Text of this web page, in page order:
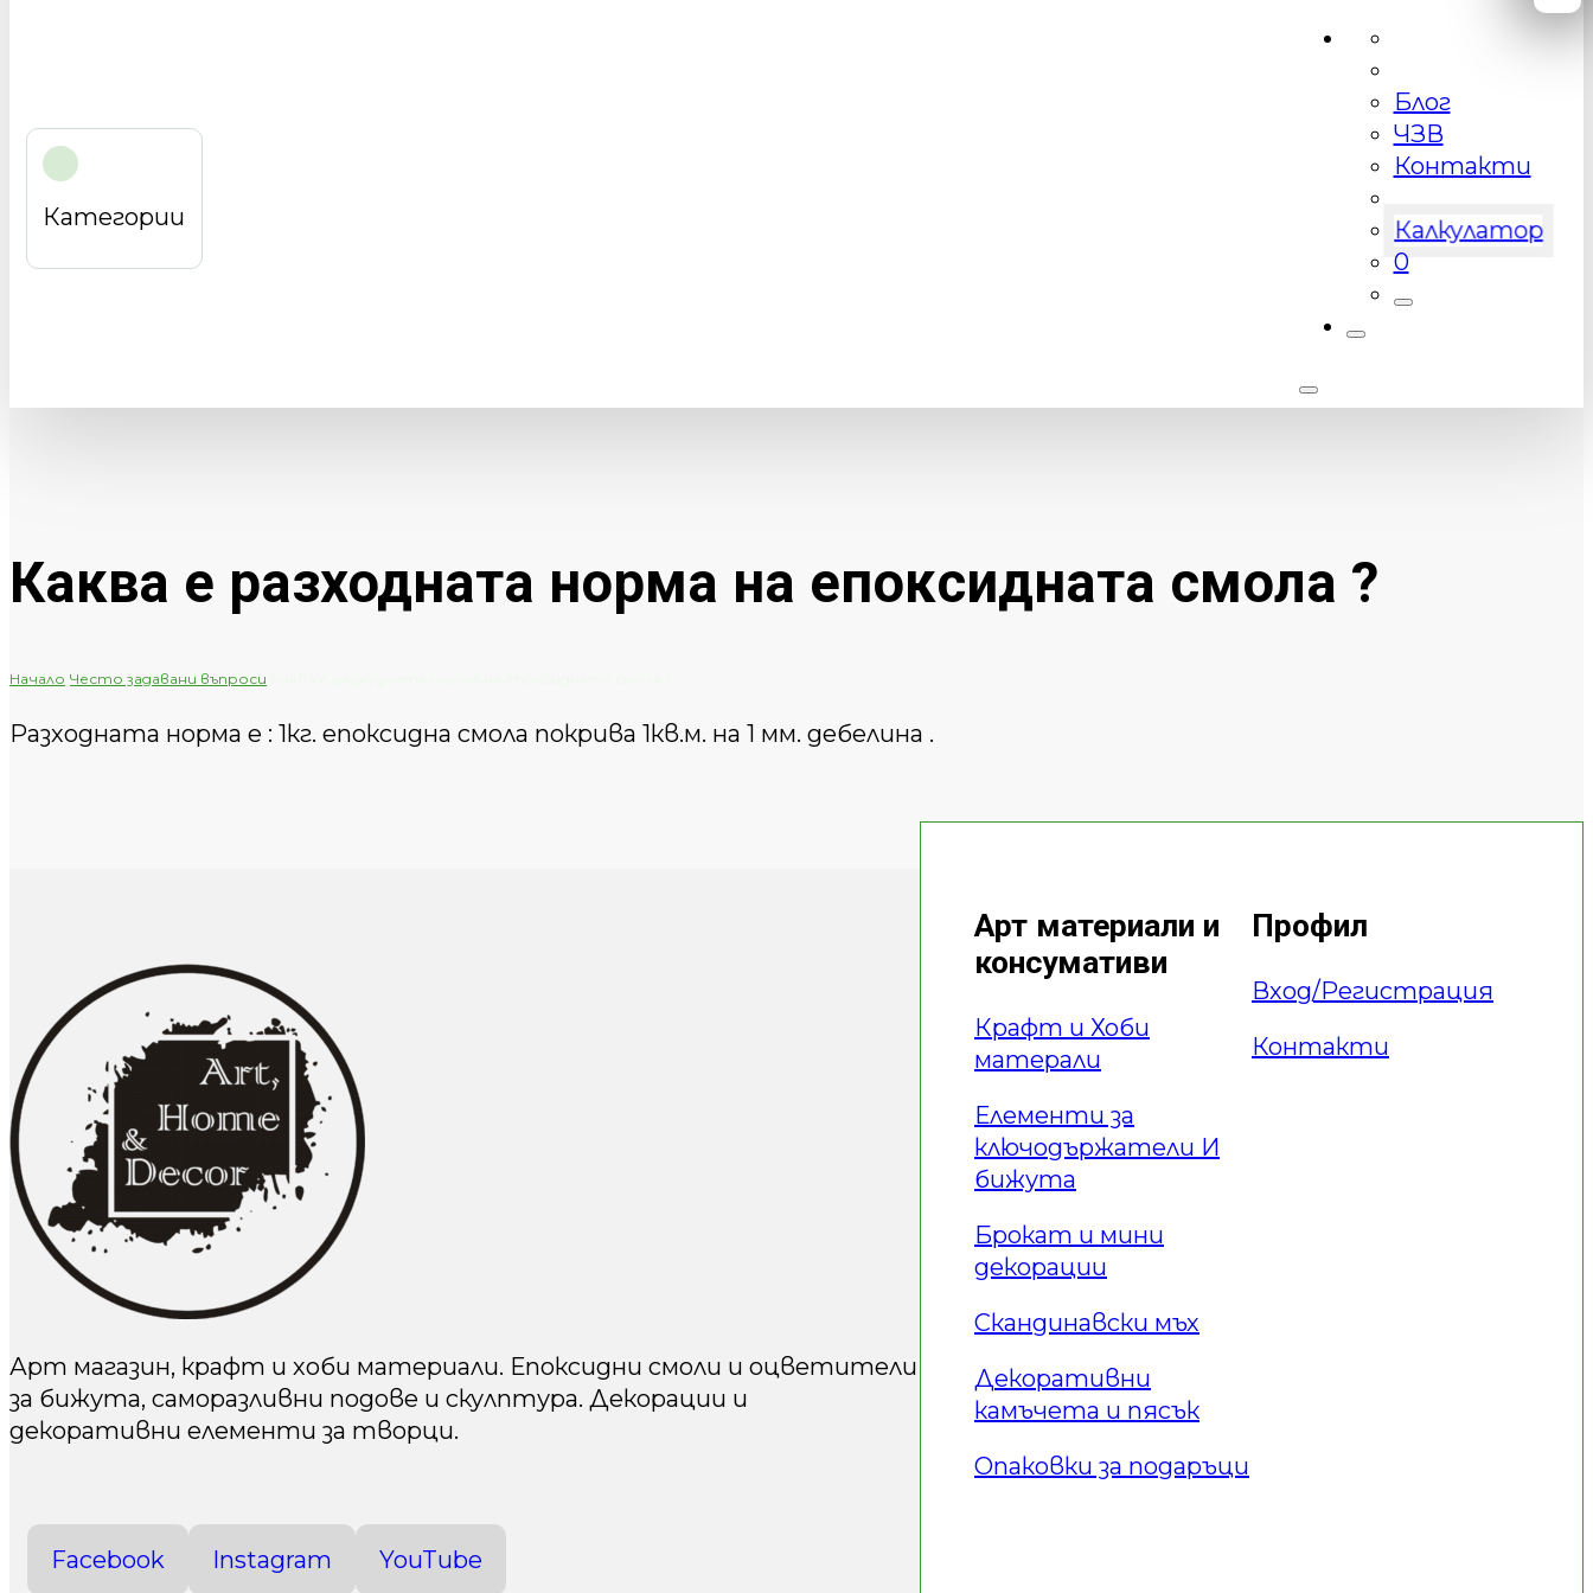
Категории
Блог
ЧЗВ
Контакти
Калкулатор
0
Каква е разходната норма на епоксидната смола ?
Начало Често задавани въпроси
Разходната норма е : 1кг. епоксидна смола покрива 1кв.м. на 1 мм. дебелина .
Арт магазин, крафт и хоби материали. Епоксидни смоли и оцветители
за бижута, саморазливни подове и скулптура. Декорации и
декоративни елементи за творци.
Facebook Instagram YouTube
Арт материали и
консумативи
Крафт и Хоби
матерали
Елементи за
ключодържатели И
бижута
Брокат и мини
декорации
Скандинавски мъх
Декоративни
камъчета и пясък
Опаковки за подаръци
Профил
Вход/Регистрация
Контакти